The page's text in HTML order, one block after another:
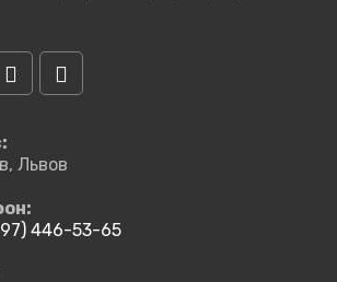
вкладке
Львов
446-53-65